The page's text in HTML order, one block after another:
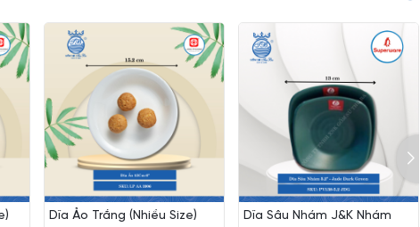
Dĩa Ảo Trắng (Nhiều Size)
Dĩa Sâu Nhám J&K Nhám